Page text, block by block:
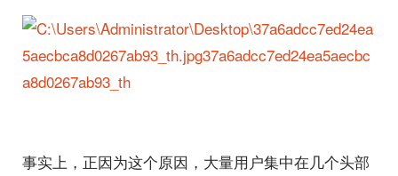
事实上，正因为这个原因，大量用户集中在几个头部